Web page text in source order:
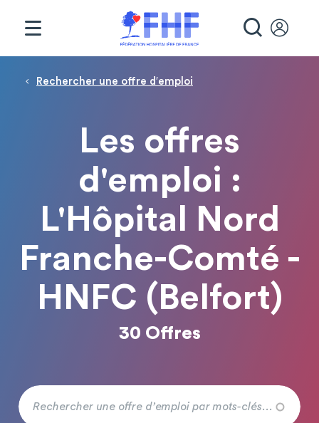
Fil d'Ariane
Rechercher une offre d′emploi
Les offres
d'emploi :
L'Hôpital Nord
Franche-Comté -
HNFC (Belfort)
30 Offres
Panneau de gestion des cookies